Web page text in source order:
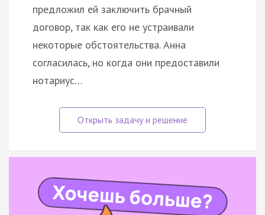
предложил ей заключить брачный
договор, так как его не устраивали
некоторые обстоятельства. Анна
согласилась, но когда они предоставили
нотариус…